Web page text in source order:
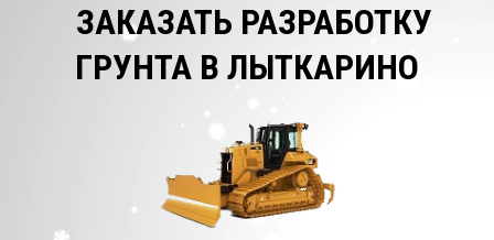
ЗАКАЗАТЬ РАЗРАБОТКУ
ГРУНТА В ЛЫТКАРИНО